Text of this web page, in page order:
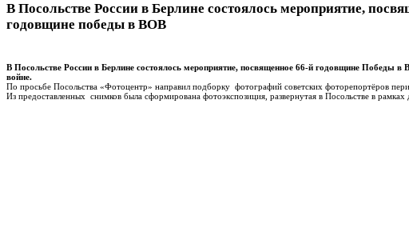
В Посольстве России в Берлине состоялось мероприятие,
годовщине победы в ВОВ
В Посольстве России в Берлине состоялось мероприятие, посвященное 66-й годовщине Победы в
войне.
По просьбе Посольства «Фотоцентр» направил подборку фотографий советских фоторепортёров
Из предоставленных снимков была сформирована фотоэкспозиция, развернутая в Посольстве в рамках